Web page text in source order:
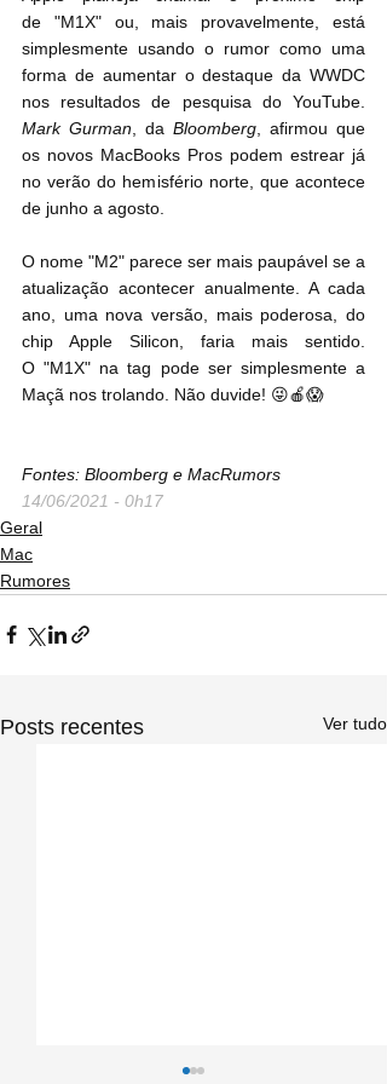
de "M1X" ou, mais provavelmente, está
simplesmente usando o rumor como uma
forma de aumentar o destaque da WWDC
Mark Gurman , da Bloomberg , afirmou que
os novos MacBooks Pros podem estrear já
no verão do hemisfério norte, que acontece
de junho a agosto.
O nome "M2" parece ser mais paupável se a
atualização acontecer anualmente. A cada
ano, uma nova versão, mais poderosa, do
chip Apple Silicon, faria mais sentido.
O "M1X" na tag pode ser simplesmente a
Maçã nos trolando. Não duvide! 😜🍎😱
Fontes: Bloomberg e MacRumors
14/06/2021 - 0h17
Geral
Mac
Rumores
Posts recentes Ver tudo